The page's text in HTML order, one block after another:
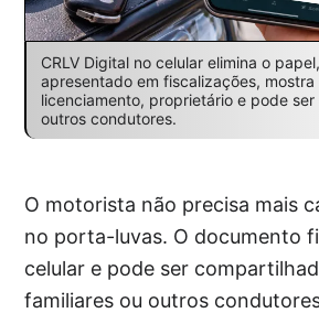
CRLV Digital no celular elimina o
apresentado em fiscalizações, mostra
licenciamento, proprietário e pode
outros condutores.
O motorista não precisa mais
no porta-luvas. O documento
celular e pode ser
familiares ou outros